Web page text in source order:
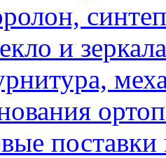
и зеркала
поставки